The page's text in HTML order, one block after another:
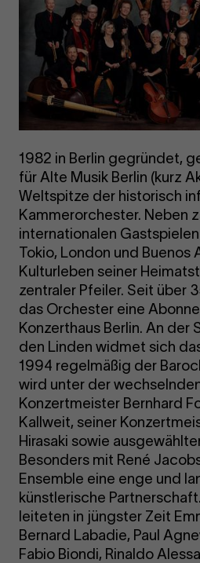
1982 in Berlin gegründet,
für Alte Musik Berlin (kurz
Weltspitze der historisch
Kammerorchester. Neben
internationalen Gastspielen
Tokio, London und Buenos
Kulturleben seiner
zentraler Pfeiler. Seit über
das Orchester eine
Konzerthaus Berlin. An der
den Linden widmet sich
1994 regelmäßig der
wird unter der
Konzertmeister Bernhard
Kallweit, seiner
Hirasaki sowie
Besonders mit René
Ensemble eine enge und
künstlerische
leiteten in jüngster Zeit
Bernard Labadie, Paul
Fabio Biondi, Rinaldo